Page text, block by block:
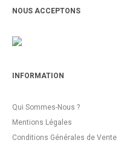
NOUS ACCEPTONS
INFORMATION
Qui Sommes-Nous ?
Mentions Légales
Conditions Générales de Vente